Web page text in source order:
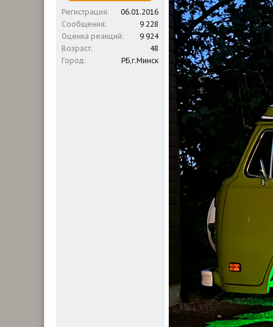
Регистрация
06.01.2016
Сообщения
9 228
Оценка реакций
9 924
Возраст
48
Город
РБ,г.Минск